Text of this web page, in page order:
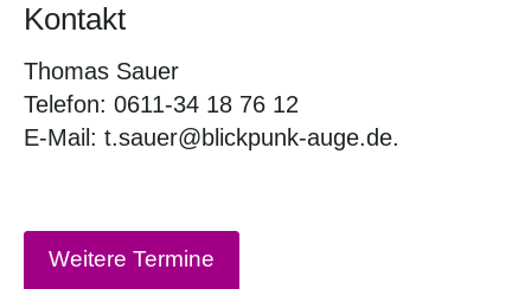
Kontakt
Thomas Sauer
Telefon: 0611-34 18 76 12
E-Mail: t.sauer@blickpunk-auge.de.
Weitere Termine